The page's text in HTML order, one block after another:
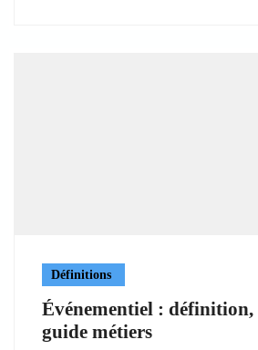
Définitions
Événementiel : définition,
guide métiers